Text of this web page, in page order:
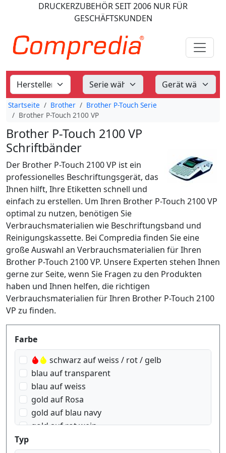
DRUCKERZUBEHÖRSEIT 2006 NUR FÜR
GESCHÄFTSKUNDEN
Startseite Brother
Brother P-Touch Serie
Brother P-Touch 2100 VP
Brother P-Touch 2100 VP
Schriftbänder
Der Brother P-Touch 2100 VP ist ein
professionelles Beschriftungsgerät, das
Ihnen hilft, Ihre Etiketten schnell und
einfach zu erstellen. Um Ihren Brother P-Touch 2100 VP
optimal zu nutzen, benötigen Sie
Verbrauchsmaterialien wie Beschriftungsband und
Reinigungskassette. Bei Compredia finden Sie eine
große Auswahl an Verbrauchsmaterialien für Ihren
Brother P-Touch 2100 VP. Unsere Experten stehen Ihnen
gerne zur Seite, wenn Sie Fragen zu den Produkten
haben und Ihnen helfen, die richtigen
Verbrauchsmaterialien für Ihren Brother P-Touch 2100
VP zu finden.
Produktfilter
Farbe
schwarz auf weiss / rot / gelb
blau auf transparent
blau auf weiss
gold auf Rosa
gold auf blau navy
gold auf rot wein
Typ